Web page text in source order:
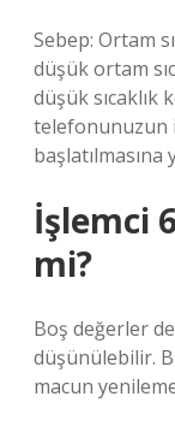
Sebep: Ortam
düşük ortam
düşük sıcaklık
telefonunuzun
başlatılmasına
İşlemci
mi?
Boş değerler
düşünülebilir.
macun